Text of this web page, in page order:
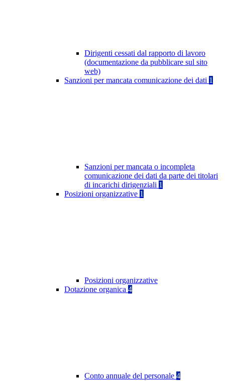
Dirigenti cessati dal rapporto di lavoro
(documentazione da pubblicare sul sito
web)
Sanzioni per mancata comunicazione dei dati 1
Sanzioni per mancata o incompleta
comunicazione dei dati da parte dei titolari
di incarichi dirigenziali 1
Posizioni organizzative 1
Posizioni organizzative
Dotazione organica 4
Conto annuale del personale 4